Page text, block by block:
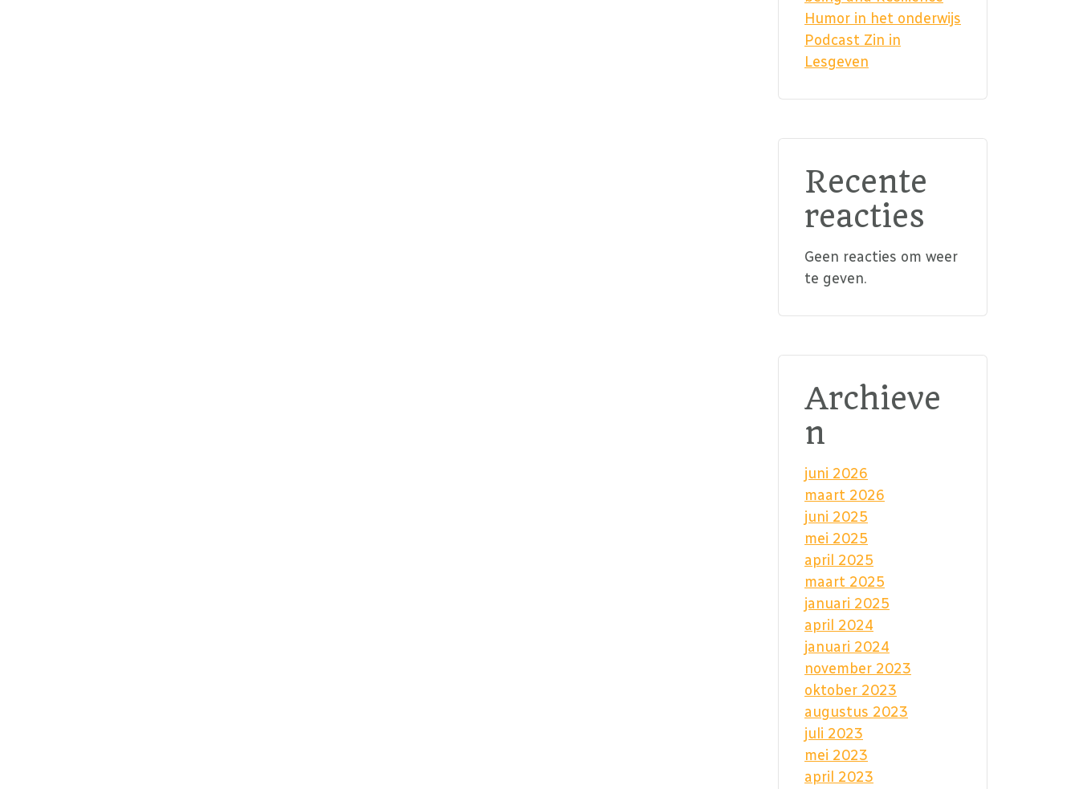
Humor in het onderwijs
Podcast Zin in
Lesgeven
Recente
reacties
Geen reacties om weer
te geven.
Archieve
n
juni 2026
maart 2026
juni 2025
mei 2025
april 2025
maart 2025
januari 2025
april 2024
januari 2024
november 2023
oktober 2023
augustus 2023
juli 2023
mei 2023
april 2023